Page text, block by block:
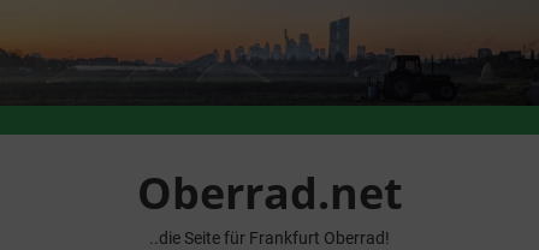
Inhalt
springen
Oberrad.net
..die Seite für Frankfurt Oberrad!